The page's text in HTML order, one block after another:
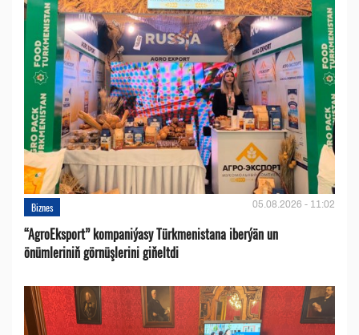
Biznes 05.08.2026 - 11:02
“AgroEksport” kompaniýasy Türkmenistana iberýän un
önümleriniň görnüşlerini giňeltdi